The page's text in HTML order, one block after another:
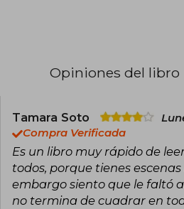
misteriosos en un
participado en
compartiendo su
Opiniones del libro
Tamara Soto
Compra Verificada
Es un libro muy rápido de
todos, porque tienes
embargo siento que le faltó
no termina de cuadrar en